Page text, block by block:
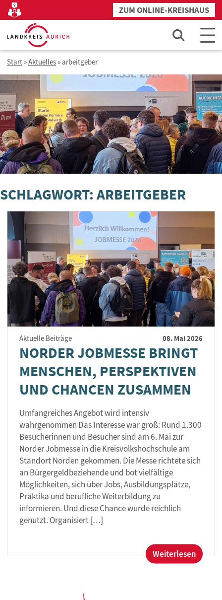
Zum
Inhalt
springen
Kontakt ZUM ONLINE-KREISHAUS
Start »Aktuelles »arbeitgeber
SCHLAGWORT: ARBEITGEBER
Aktuelle Beiträge 08. Mai 2026
NORDER JOBMESSE BRINGT
MENSCHEN, PERSPEKTIVEN
UND CHANCEN ZUSAMMEN
Umfangreiches Angebot wird intensiv
wahrgenommen Das Interesse war groß: Rund 1.300
Besucherinnen und Besucher sind am 6. Mai zur
Norder Jobmesse in die Kreisvolkshochschule am
Standort Norden gekommen. Die Messe richtete sich
an Bürgergeldbeziehende und bot vielfältige
Möglichkeiten, sich über Jobs, Ausbildungsplätze,
Praktika und berufliche Weiterbildung zu
informieren. Und diese Chance wurde reichlich
genutzt. Organisiert […]
Weiterlesen:
Norder